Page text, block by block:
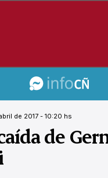
de 2017 - 10:20 hs
de